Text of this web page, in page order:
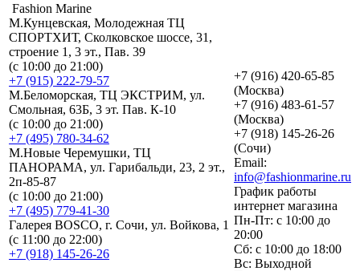
Fashion Marine
М.Кунцевская, Молодежная ТЦ
СПОРТХИТ, Сколковское шоссе, 31,
строение 1, 3 эт., Пав. 39
(с 10:00 до 21:00)
+7 (915) 222-79-57
М.Беломорская, ТЦ ЭКСТРИМ, ул.
Смольная, 63Б, 3 эт. Пав. К-10
(с 10:00 до 21:00)
+7 (495) 780-34-62
М.Новые Черемушки, ТЦ
ПАНОРАМА, ул. Гарибальди, 23, 2 эт.,
2п-85-87
(с 10:00 до 21:00)
+7 (495) 779-41-30
Галерея BOSCO, г. Сочи, ул. Войкова, 1
(с 11:00 до 22:00)
+7 (918) 145-26-26
+7 (916) 420-65-85
(Москва)
+7 (916) 483-61-57
(Москва)
+7 (918) 145-26-26
(Сочи)
Email:
info@fashionmarine.ru
График работы
интернет магазина
Пн-Пт: с 10:00 до
20:00
Сб: с 10:00 до 18:00
Вс: Выходной